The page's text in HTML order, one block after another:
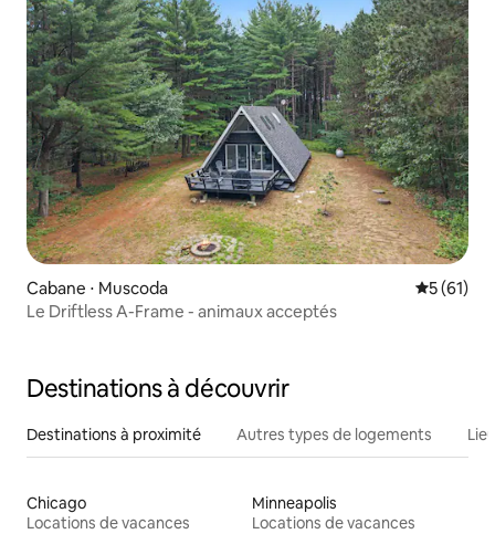
Cabane ⋅ Muscoda
5 (61)
Le Driftless A-Frame - animaux acceptés
Destinations à découvrir
Destinations à proximité Autres types de logements
Chicago
Locations de vacances
Minneapolis
Locations de vacances